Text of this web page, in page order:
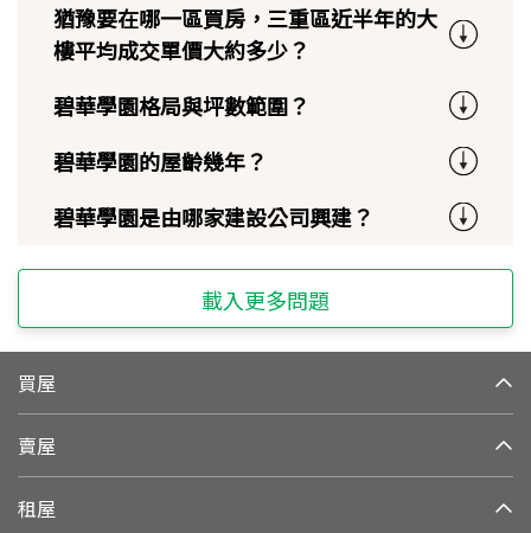
猶豫要在哪一區買房，三重區近半年的大
樓平均成交單價大約多少？
碧華學園格局與坪數範圍？
碧華學園的屋齡幾年？
碧華學園是由哪家建設公司興建？
載入更多問題
買屋
賣屋
租屋